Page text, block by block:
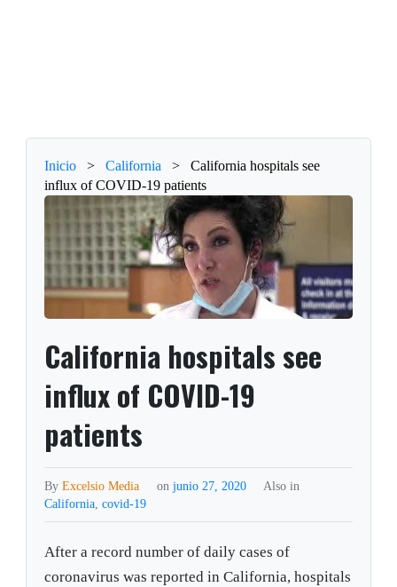
Inicio > California >
California hospitals see
influx of COVID-19 patients
California hospitals see
influx of COVID-19
patients
ByExcelsio Media on junio 27, 2020
Also in
California,covid-19
After a record number of daily cases of
coronavirus was reported in California, hospitals